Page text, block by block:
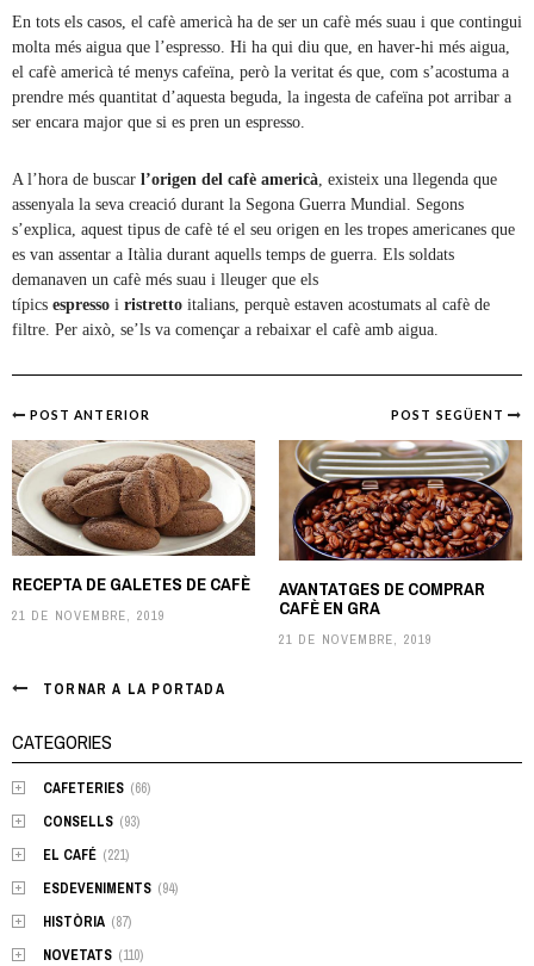
En tots els casos, el cafè americà ha de ser un cafè més suau i que contingui
molta més aigua que l’espresso. Hi ha qui diu que, en haver-hi més aigua,
el cafè americà té menys cafeïna, però la veritat és que, com s’acostuma a
prendre més quantitat d’aquesta beguda, la ingesta de cafeïna pot arribar a
ser encara major que si es pren un espresso.
A l’hora de buscar l’origen del cafè americà, existeix una llegenda que
assenyala la seva creació durant la Segona Guerra Mundial. Segons
s’explica, aquest tipus de cafè té el seu origen en les tropes americanes que
es van assentar a Itàlia durant aquells temps de guerra. Els soldats
demanaven un cafè més suau i lleuger que els
típics espresso i ristretto italians, perquè estaven acostumats al cafè de
filtre. Per això, se’ls va començar a rebaixar el cafè amb aigua.
Post
navigation
POST SEGÜENT
AVANTATGES DE COMPRAR
CAFÈ EN GRA
21 DE NOVEMBRE, 2019
POST ANTERIOR
RECEPTA DE GALETES DE CAFÈ
21 DE NOVEMBRE, 2019
TORNAR A LA PORTADA
CATEGORIES
CAFETERIES (66)
CONSELLS (93)
EL CAFÉ (221)
ESDEVENIMENTS (94)
HISTÒRIA (87)
NOVETATS (110)